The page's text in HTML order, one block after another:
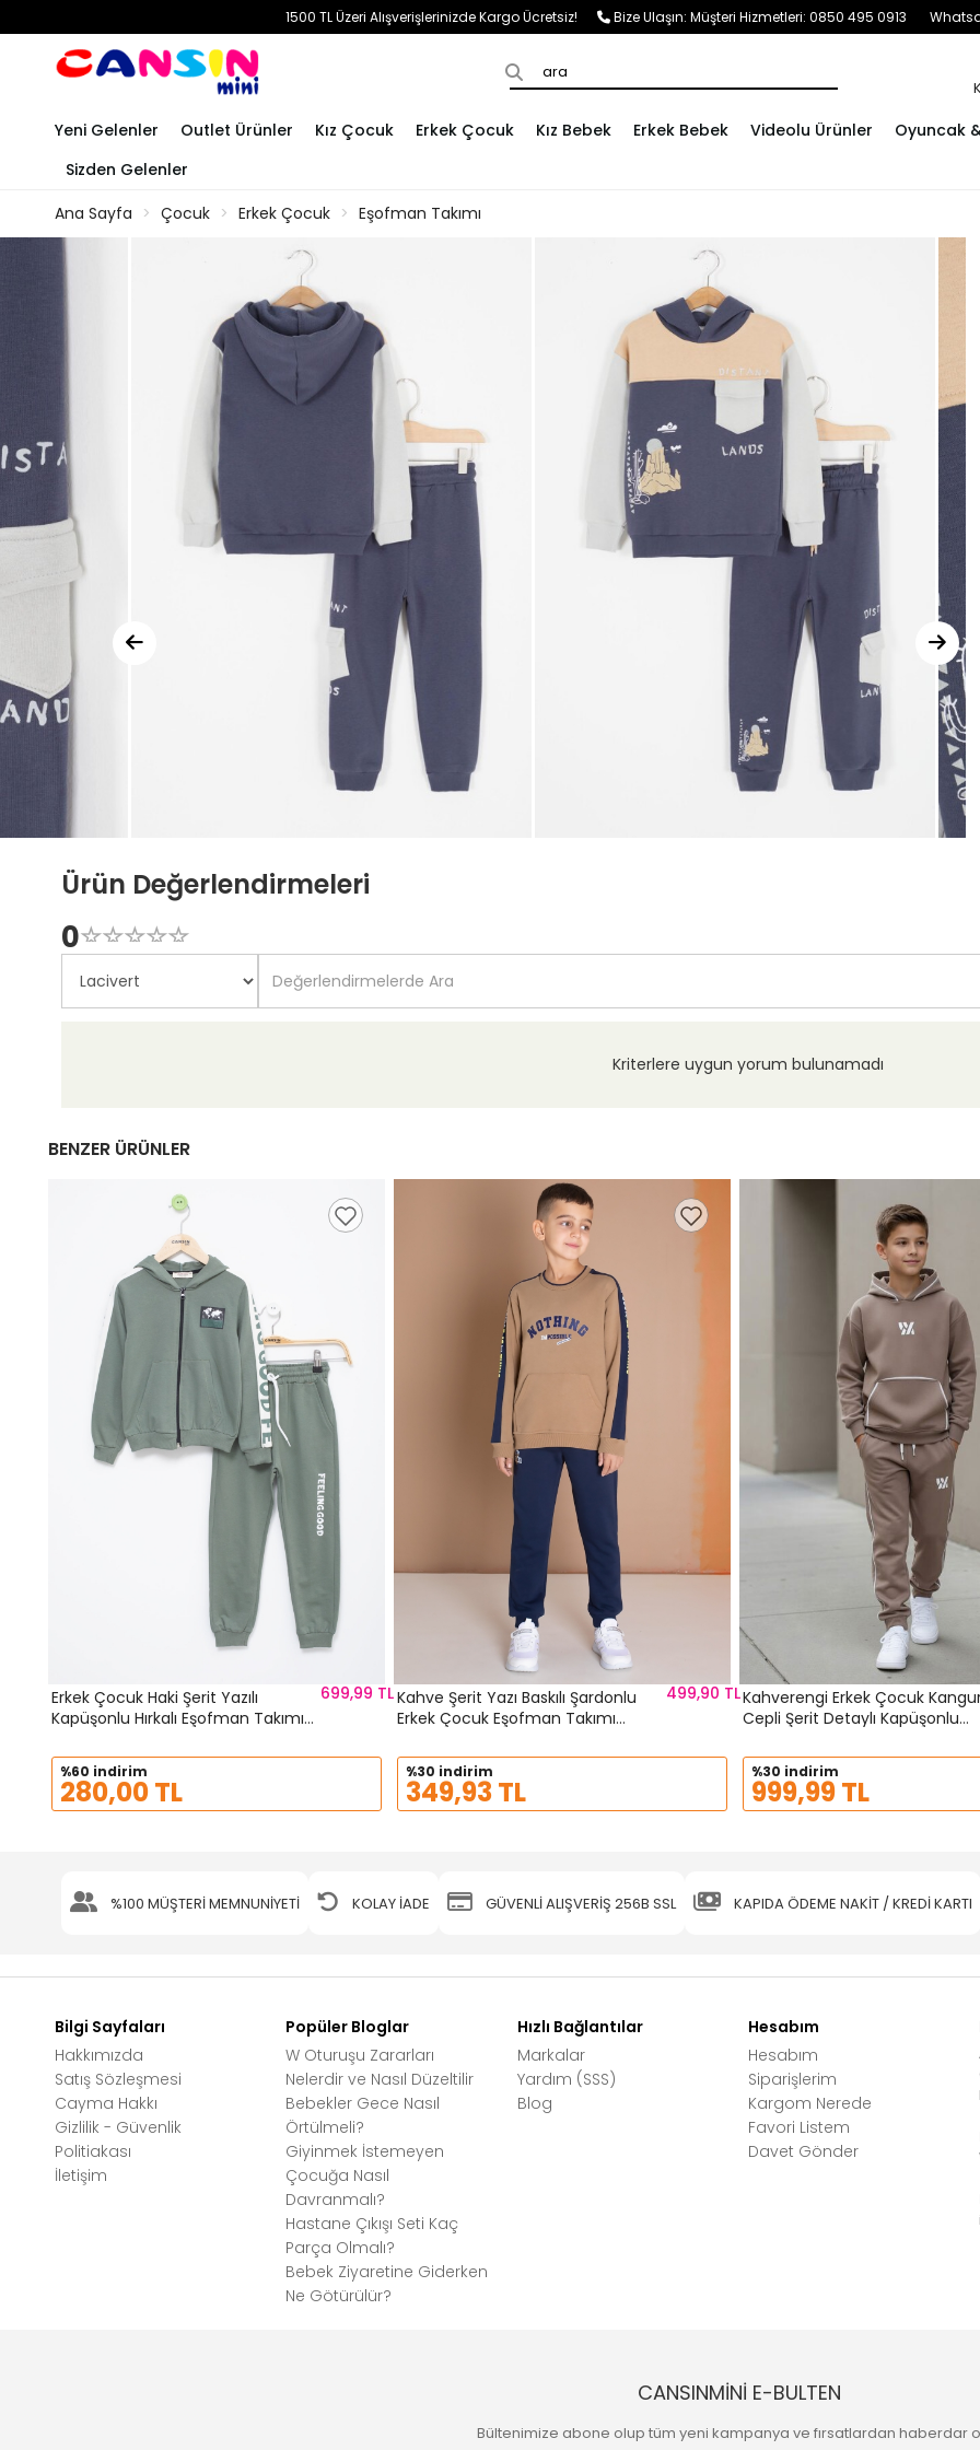
1500 TL Üzeri Alışverişlerinizde Kargo Ücretsiz! Bize Ulaşın: Müşteri Hizmetleri: 0850 495 0913
Yeni Gelenler Outlet Ürünler Kız Çocuk Erkek Çocuk Kız Bebek Erkek Bebek Videolu Ürünler Oyuncak
Sizden Gelenler
Ana Sayfa
Çocuk Erkek Çocuk Eşofman Takımı
Ürün Değerlendirmeleri
0☆☆☆☆☆
★★★★★
Kriterlere uygun yorum bulunamadı
BENZER ÜRÜNLER
Erkek Çocuk Haki Şerit Yazılı
Kapüşonlu Hırkalı Eşofman Takımı
699,99 TL
%60 indirim
280,00 TL
Kahve Şerit Yazı Baskılı Şardonlu
Erkek Çocuk Eşofman Takımı
499,90 TL
%30 indirim
349,93 TL
Kahverengi Erkek Çocuk
Cepli Şerit Detaylı Kapüşonlu
%30 indirim
999,99 TL
%100 MÜŞTERİ MEMNUNİYETİ KOLAY İADE GÜVENLİ ALIŞVERİŞ 256B SSL KAPIDA ÖDEME NAKİT / KREDİ KARTI
Bilgi Sayfaları
Hakkımızda
Satış Sözleşmesi
Cayma Hakkı
Gizlilik - Güvenlik
Politiakası
İletişim
Popüler Bloglar
W Oturuşu Zararları
Nelerdir ve Nasıl Düzeltilir
Bebekler Gece Nasıl
Örtülmeli?
Giyinmek İstemeyen
Çocuğa Nasıl
Davranmalı?
Hastane Çıkışı Seti Kaç
Parça Olmalı?
Bebek Ziyaretine Giderken
Ne Götürülür?
Hızlı Bağlantılar
Markalar
Yardım (SSS)
Blog
Hesabım
Hesabım
Siparişlerim
Kargom Nerede
Favori Listem
Davet Gönder
CANSINMİNİ E-BULTEN
Bültenimize abone olup tüm yeni kampanya ve fırsatlardan haberdar